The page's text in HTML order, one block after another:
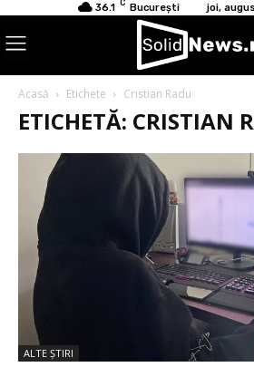
36.1 C București joi,
Acasă Etichete Cristian Radu
ETICHETĂ: CRISTIAN
ALTE ŞTIRI